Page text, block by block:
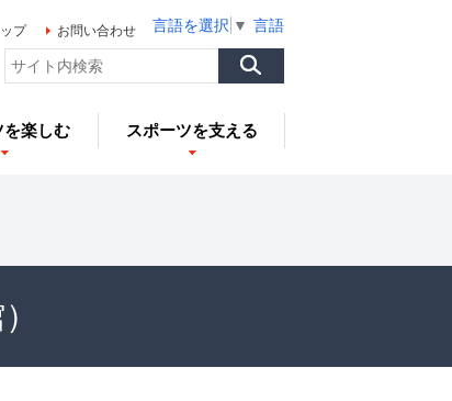
プ お問い合わせ 言語を選択 ▼ 言語を選択
を楽しむ スポーツを支える